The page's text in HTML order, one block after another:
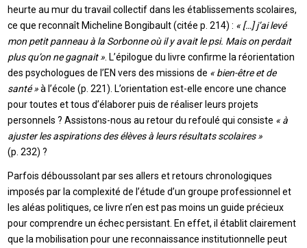
heurte au mur du travail collectif dans les établissements scolaires,
ce que reconnaît Micheline Bongibault (citée p. 214) : « […] j’ai levé
mon petit panneau à la Sorbonne où il y avait le psi. Mais on perdait
plus qu’on ne gagnait » . L’épilogue du livre confirme la réorientation
des psychologues de l’EN vers des missions de « bien-être et de
santé »à l’école (p. 221). L’orientation est-elle encore une chance
pour toutes et tous d’élaborer puis de réaliser leurs projets
personnels ? Assistons-nous au retour du refoulé qui consiste « à
ajuster les aspirations des élèves à leurs résultats scolaires »
(p. 232) ?
Parfois déboussolant par ses allers et retours chronologiques
imposés par la complexité de l’étude d’un groupe professionnel et
les aléas politiques, ce livre n’en est pas moins un guide précieux
pour comprendre un échec persistant. En effet, il établit clairement
que la mobilisation pour une reconnaissance institutionnelle peut